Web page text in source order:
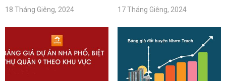
18 Tháng Giêng, 2024 17 Tháng Giêng, 2024